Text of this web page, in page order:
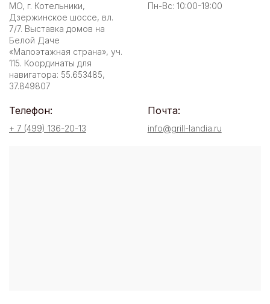
МО, г. Котельники,
Дзержинское шоссе, вл.
7/7. Выставка домов на
Белой Даче
«Малоэтажная страна», уч.
115. Координаты для
навигатора: 55.653485,
37.849807
Пн-Вс: 10:00-19:00
Телефон:
+ 7 (499) 136-20-13
Почта:
info@grill-landia.ru